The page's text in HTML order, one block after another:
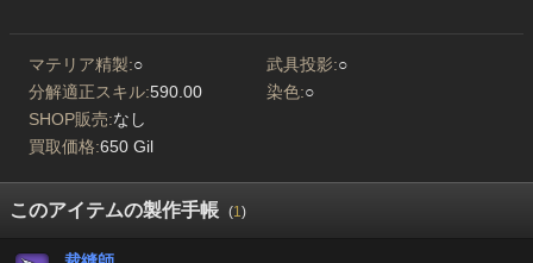
マテリア精製:○ 武具投影:○
分解適正スキル:590.00 染色:○
SHOP販売:なし
買取価格:650 Gil
このアイテムの製作手帳 (1)